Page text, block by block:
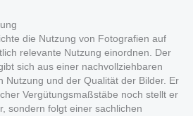
die Nutzung von Fotografien auf
relevante Nutzung einordnen. Der
sich aus einer nachvollziehbaren
Nutzung und der Qualität der Bilder. Er
Vergütungsmaßstäbe noch stellt er
sondern folgt einer sachlichen